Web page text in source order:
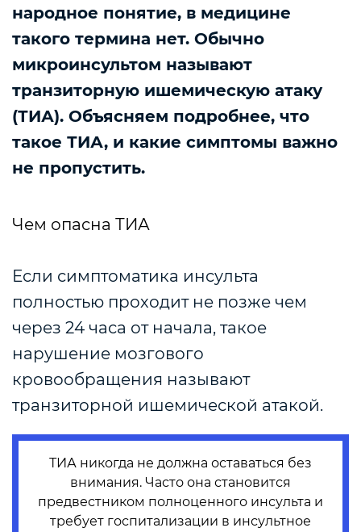
народное понятие, в медицине
такого термина нет. Обычно
микроинсультом называют
транзиторную ишемическую атаку
(ТИА). Объясняем подробнее, что
такое ТИА, и какие симптомы важно
не пропустить.
Чем опасна ТИА
Если симптоматика инсульта
полностью проходит не позже чем
через 24 часа от начала, такое
нарушение мозгового
кровообращения называют
транзиторной ишемической атакой.
ТИА никогда не должна оставаться без
внимания. Часто она становится
предвестником полноценного инсульта и
требует госпитализации в инсультное